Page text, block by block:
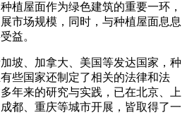
植屋面作为绿色建筑的重要一环，
市场规模，同时，与种植屋面息息
益。
坡、加拿大、美国等发达国家，种
些国家还制定了相关的法律和法
年来的研究与实践，已在北京、上
都、重庆等城市开展，皆取得了一